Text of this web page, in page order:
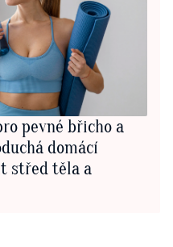
pevné břicho a
domácí
střed těla a